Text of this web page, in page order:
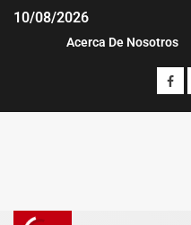
10/08/2026
Acerca De Nosotros